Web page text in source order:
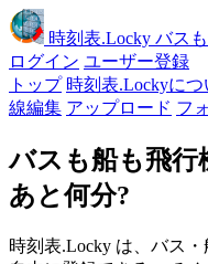
時刻表.Locky バス
ログイン ユーザー登録
トップ 時刻表.Lockyにつ
線編集 アップロード フ
バスも船も飛行
あと何分?
時刻表.Locky は、バス